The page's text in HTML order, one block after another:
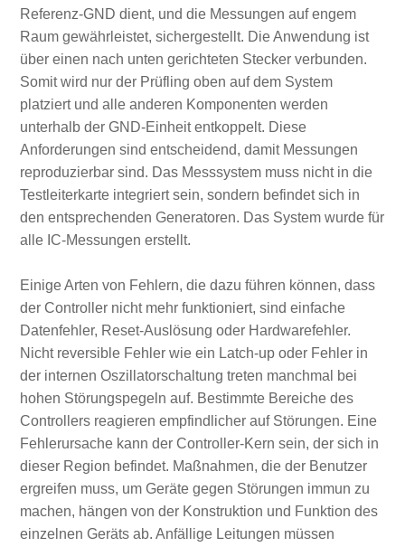
Referenz-GND dient, und die Messungen auf engem
Raum gewährleistet, sichergestellt. Die Anwendung ist
über einen nach unten gerichteten Stecker verbunden.
Somit wird nur der Prüfling oben auf dem System
platziert und alle anderen Komponenten werden
unterhalb der GND-Einheit entkoppelt. Diese
Anforderungen sind entscheidend, damit Messungen
reproduzierbar sind. Das Messsystem muss nicht in die
Testleiterkarte integriert sein, sondern befindet sich in
den entsprechenden Generatoren. Das System wurde für
alle IC-Messungen erstellt.
Einige Arten von Fehlern, die dazu führen können, dass
der Controller nicht mehr funktioniert, sind einfache
Datenfehler, Reset-Auslösung oder Hardwarefehler.
Nicht reversible Fehler wie ein Latch-up oder Fehler in
der internen Oszillatorschaltung treten manchmal bei
hohen Störungspegeln auf. Bestimmte Bereiche des
Controllers reagieren empfindlicher auf Störungen. Eine
Fehlerursache kann der Controller-Kern sein, der sich in
dieser Region befindet. Maßnahmen, die der Benutzer
ergreifen muss, um Geräte gegen Störungen immun zu
machen, hängen von der Konstruktion und Funktion des
einzelnen Geräts ab. Anfällige Leitungen müssen